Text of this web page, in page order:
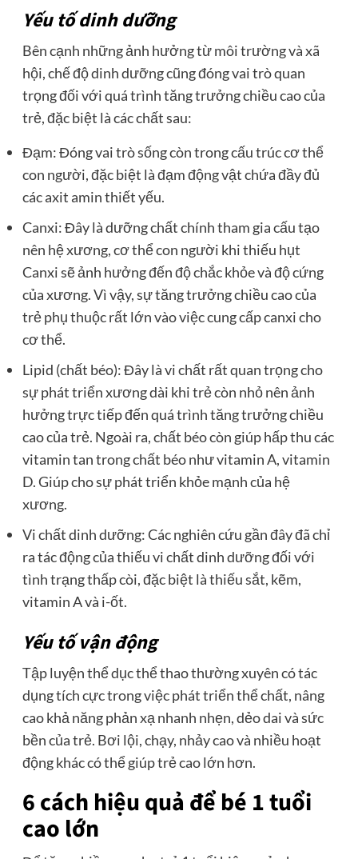
Yếu tố dinh dưỡng
Bên cạnh những ảnh hưởng từ môi trường và xã
hội, chế độ dinh dưỡng cũng đóng vai trò quan
trọng đối với quá trình tăng trưởng chiều cao của
trẻ, đặc biệt là các chất sau:
Đạm: Đóng vai trò sống còn trong cấu trúc cơ thể
con người, đặc biệt là đạm động vật chứa đầy đủ
các axit amin thiết yếu.
Canxi: Đây là dưỡng chất chính tham gia cấu tạo
nên hệ xương, cơ thể con người khi thiếu hụt
Canxi sẽ ảnh hưởng đến độ chắc khỏe và độ cứng
của xương. Vì vậy, sự tăng trưởng chiều cao của
trẻ phụ thuộc rất lớn vào việc cung cấp canxi cho
cơ thể.
Lipid (chất béo): Đây là vi chất rất quan trọng cho
sự phát triển xương dài khi trẻ còn nhỏ nên ảnh
hưởng trực tiếp đến quá trình tăng trưởng chiều
cao của trẻ. Ngoài ra, chất béo còn giúp hấp thu các
vitamin tan trong chất béo như vitamin A, vitamin
D. Giúp cho sự phát triển khỏe mạnh của hệ
xương.
Vi chất dinh dưỡng: Các nghiên cứu gần đây đã chỉ
ra tác động của thiếu vi chất dinh dưỡng đối với
tình trạng thấp còi, đặc biệt là thiếu sắt, kẽm,
vitamin A và i-ốt.
Yếu tố vận động
Tập luyện thể dục thể thao thường xuyên có tác
dụng tích cực trong việc phát triển thể chất, nâng
cao khả năng phản xạ nhanh nhẹn, dẻo dai và sức
bền của trẻ. Bơi lội, chạy, nhảy cao và nhiều hoạt
động khác có thể giúp trẻ cao lớn hơn.
6 cách hiệu quả để bé 1 tuổi
cao lớn